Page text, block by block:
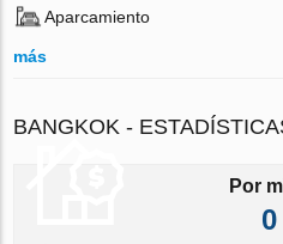
Aparcamiento
más
BANGKOK -
Por
0